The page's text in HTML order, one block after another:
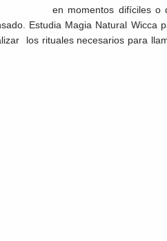
en momentos difíciles o
Estudia Magia Natural Wicca
los rituales necesarios para